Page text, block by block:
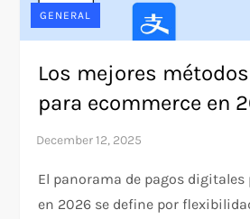
GENERAL
Los mejores
para ecommerce en
El panorama de pagos
en 2026 se define por